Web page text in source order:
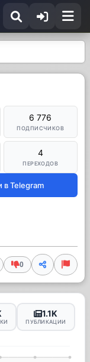
6 776
ПОДПИСЧИКОВ
4
ПЕРЕХОДОВ
в Telegram
0
1.1K
ПУБЛИКАЦИИ